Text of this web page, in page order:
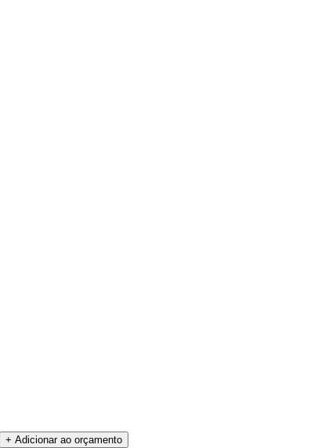
+ Adicionar ao orçamento